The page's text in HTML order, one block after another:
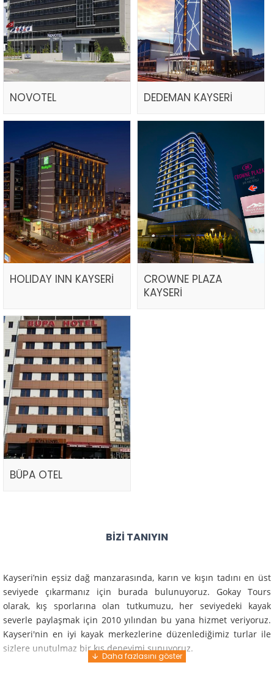
NOVOTEL DEDEMAN KAYSERİ
HOLIDAY INN KAYSERİ
CROWNE PLAZA
KAYSERİ
BÜPA OTEL
BIZI TANIYIN
Kayseri’nin eşsiz dağ manzarasında, karın ve kışın tadını en üst
seviyede çıkarmanız için burada bulunuyoruz. Gokay Tours
olarak, kış sporlarına olan tutkumuzu, her seviyedeki kayak
severle paylaşmak için 2010 yılından bu yana hizmet veriyoruz.
Kayseri'nin en iyi kayak merkezlerine düzenlediğimiz turlar ile
sizlere unutulmaz bir kış deneyimi sunuyoruz.